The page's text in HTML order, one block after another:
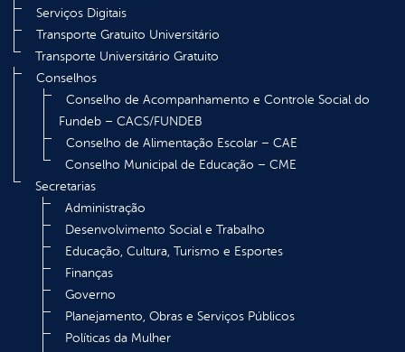
Serviços Digitais
Transporte Gratuito Universitário
Transporte Universitário Gratuito
Conselhos
Conselho de Acompanhamento e Controle Social do
Fundeb – CACS/FUNDEB
Conselho de Alimentação Escolar – CAE
Conselho Municipal de Educação – CME
Secretarias
Administração
Desenvolvimento Social e Trabalho
Educação, Cultura, Turismo e Esportes
Finanças
Governo
Planejamento, Obras e Serviços Públicos
Políticas da Mulher